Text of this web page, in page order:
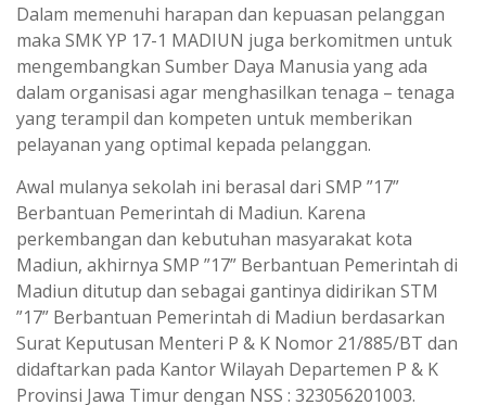
Dalam memenuhi harapan dan kepuasan pelanggan
maka SMK YP 17-1 MADIUN juga berkomitmen untuk
mengembangkan Sumber Daya Manusia yang ada
dalam organisasi agar menghasilkan tenaga – tenaga
yang terampil dan kompeten untuk memberikan
pelayanan yang optimal kepada pelanggan.
Awal mulanya sekolah ini berasal dari SMP ”17”
Berbantuan Pemerintah di Madiun. Karena
perkembangan dan kebutuhan masyarakat kota
Madiun, akhirnya SMP ”17” Berbantuan Pemerintah di
Madiun ditutup dan sebagai gantinya didirikan STM
”17” Berbantuan Pemerintah di Madiun berdasarkan
Surat Keputusan Menteri P & K Nomor 21/885/BT dan
didaftarkan pada Kantor Wilayah Departemen P & K
Provinsi Jawa Timur dengan NSS : 323056201003.